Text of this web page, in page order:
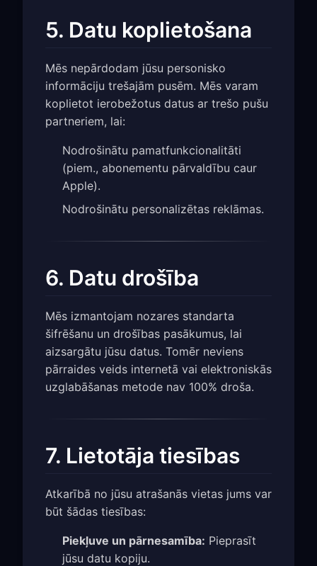
5. Datu koplietošana
Mēs nepārdodam jūsu personisko
informāciju trešajām pusēm. Mēs varam
koplietot ierobežotus datus ar trešo pušu
partneriem, lai:
Nodrošinātu pamatfunkcionalitāti
(piem., abonementu pārvaldību caur
Apple).
Nodrošinātu personalizētas reklāmas.
6. Datu drošība
Mēs izmantojam nozares standarta
šifrēšanu un drošības pasākumus, lai
aizsargātu jūsu datus. Tomēr neviens
pārraides veids internetā vai elektroniskās
uzglabāšanas metode nav 100% droša.
7. Lietotāja tiesības
Atkarībā no jūsu atrašanās vietas jums var
būt šādas tiesības:
Piekļuve un pārnesamība: Pieprasīt
jūsu datu kopiju.